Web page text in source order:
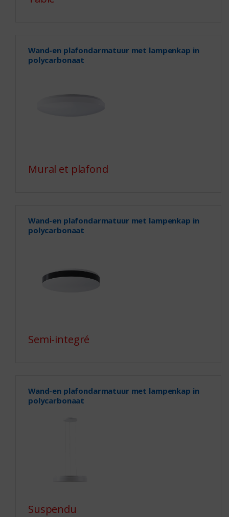
Wand-en plafondarmatuur met lampenkap in
polycarbonaat
Mural et plafond
Wand-en plafondarmatuur met lampenkap in
polycarbonaat
Semi-integré
Wand-en plafondarmatuur met lampenkap in
polycarbonaat
Suspendu